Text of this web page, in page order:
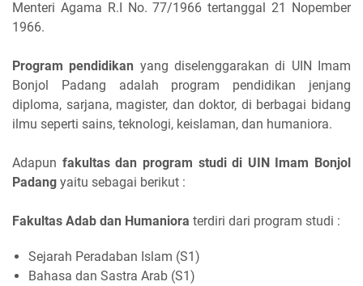
Menteri Agama R.I No. 77/1966 tertanggal 21 Nopember
1966.
Program pendidikan yang diselenggarakan di UIN Imam
Bonjol Padang adalah program pendidikan jenjang
diploma, sarjana, magister, dan doktor, di berbagai bidang
ilmu seperti sains, teknologi, keislaman, dan humaniora.
Adapun fakultas dan program studi di UIN Imam Bonjol
Padang yaitu sebagai berikut :
Fakultas Adab dan Humaniora terdiri dari program studi :
Sejarah Peradaban Islam (S1)
Bahasa dan Sastra Arab (S1)